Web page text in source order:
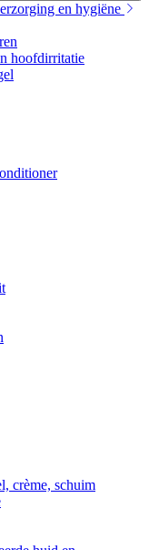
en hygiëne
hoofdirritatie
crème, schuim